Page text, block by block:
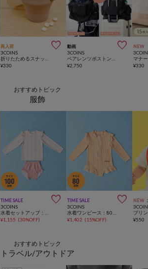
再入荷 
3COINS
¥330
動画 
3COINS
¥2,750
NEW
¥330
おすすめトピック
服飾
TIME SALE 
3COINS
¥1,155 (30%OFF)
TIME SALE 
3COINS
¥1,402 (15%OFF)
NEW
¥550
おすすめトピック
トラベル/アウトドア